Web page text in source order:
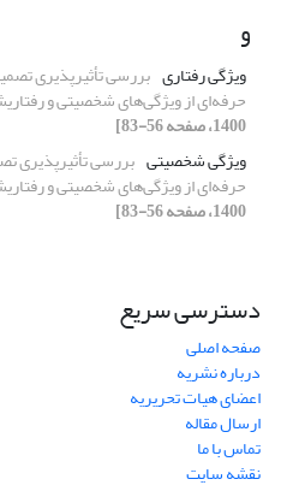
و
ویژگی رفتاری بررسی تأثیرپذیری
حرفه‌ای از ویژگی‌های شخصیتی و
1400، صفحه 56-83]
ویژگی شخصیتی بررسی تأثیرپذیری
حرفه‌ای از ویژگی‌های شخصیتی و
1400، صفحه 56-83]
دسترسی سریع
صفحه اصلی
درباره نشریه
اعضای هیات تحریریه
ارسال مقاله
تماس با ما
نقشه سایت